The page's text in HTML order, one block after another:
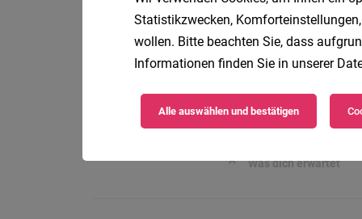
Was dich erwartet
Werkstudent:in
Was dich erwartet
Statistikzwecken,
wollen. Bitte beachten Sie, dass
Informationen finden Sie in unserer
Alle auswählen und bestätigen